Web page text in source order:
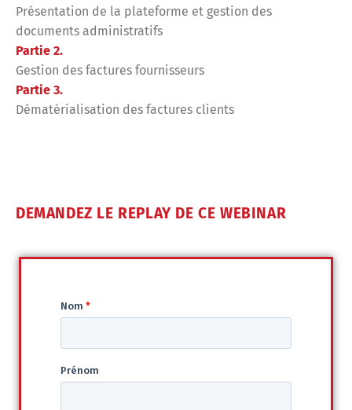
Présentation de la plateforme et gestion des
documents administratifs
Partie 2.
Gestion des factures fournisseurs
Partie 3.
Dématérialisation des factures clients
DEMANDEZ LE REPLAY DE CE WEBINAR